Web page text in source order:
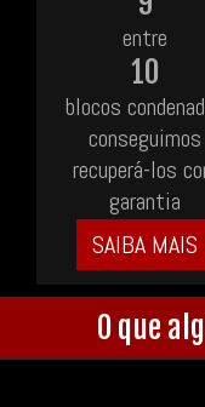
entre
10
blocos
conseguimos
recuperá-los
garantia
SAIBA MAIS
O que